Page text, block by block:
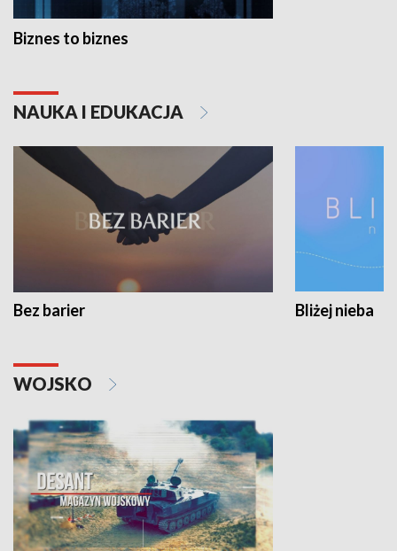
Biznes to biznes
NAUKA I EDUKACJA
Bez barier Bliżej nieba
WOJSKO